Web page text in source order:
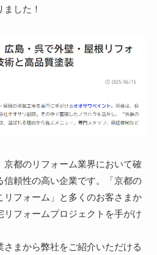
した！
京都のリフォーム業界において確
信頼性の高い企業です。「京都の
リフォーム」と多くのお客さまか
リフォームプロジェクトを手がけ
まから弊社をご紹介いただける